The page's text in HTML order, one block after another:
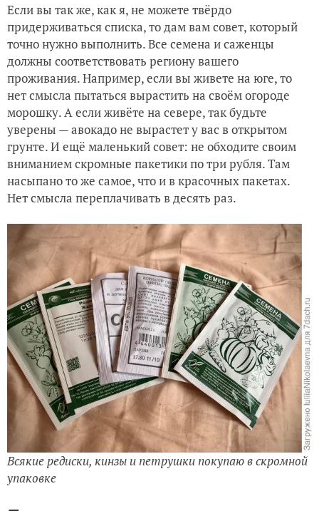
Если вы так же, как я, не можете твёрдо
придерживаться списка, то дам вам совет, который
точно нужно выполнить. Все семена и саженцы
должны соответствовать региону вашего
проживания. Например, если вы живете на юге, то
нет смысла пытаться вырастить на своём огороде
морошку. А если живёте на севере, так будьте
уверены — авокадо не вырастет у вас в открытом
грунте. И ещё маленький совет: не обходите своим
вниманием скромные пакетики по три рубля. Там
насыпано то же самое, что и в красочных пакетах.
Нет смысла переплачивать в десять раз.
Всякие редиски, кинзы и петрушки покупаю в скромной
упаковке